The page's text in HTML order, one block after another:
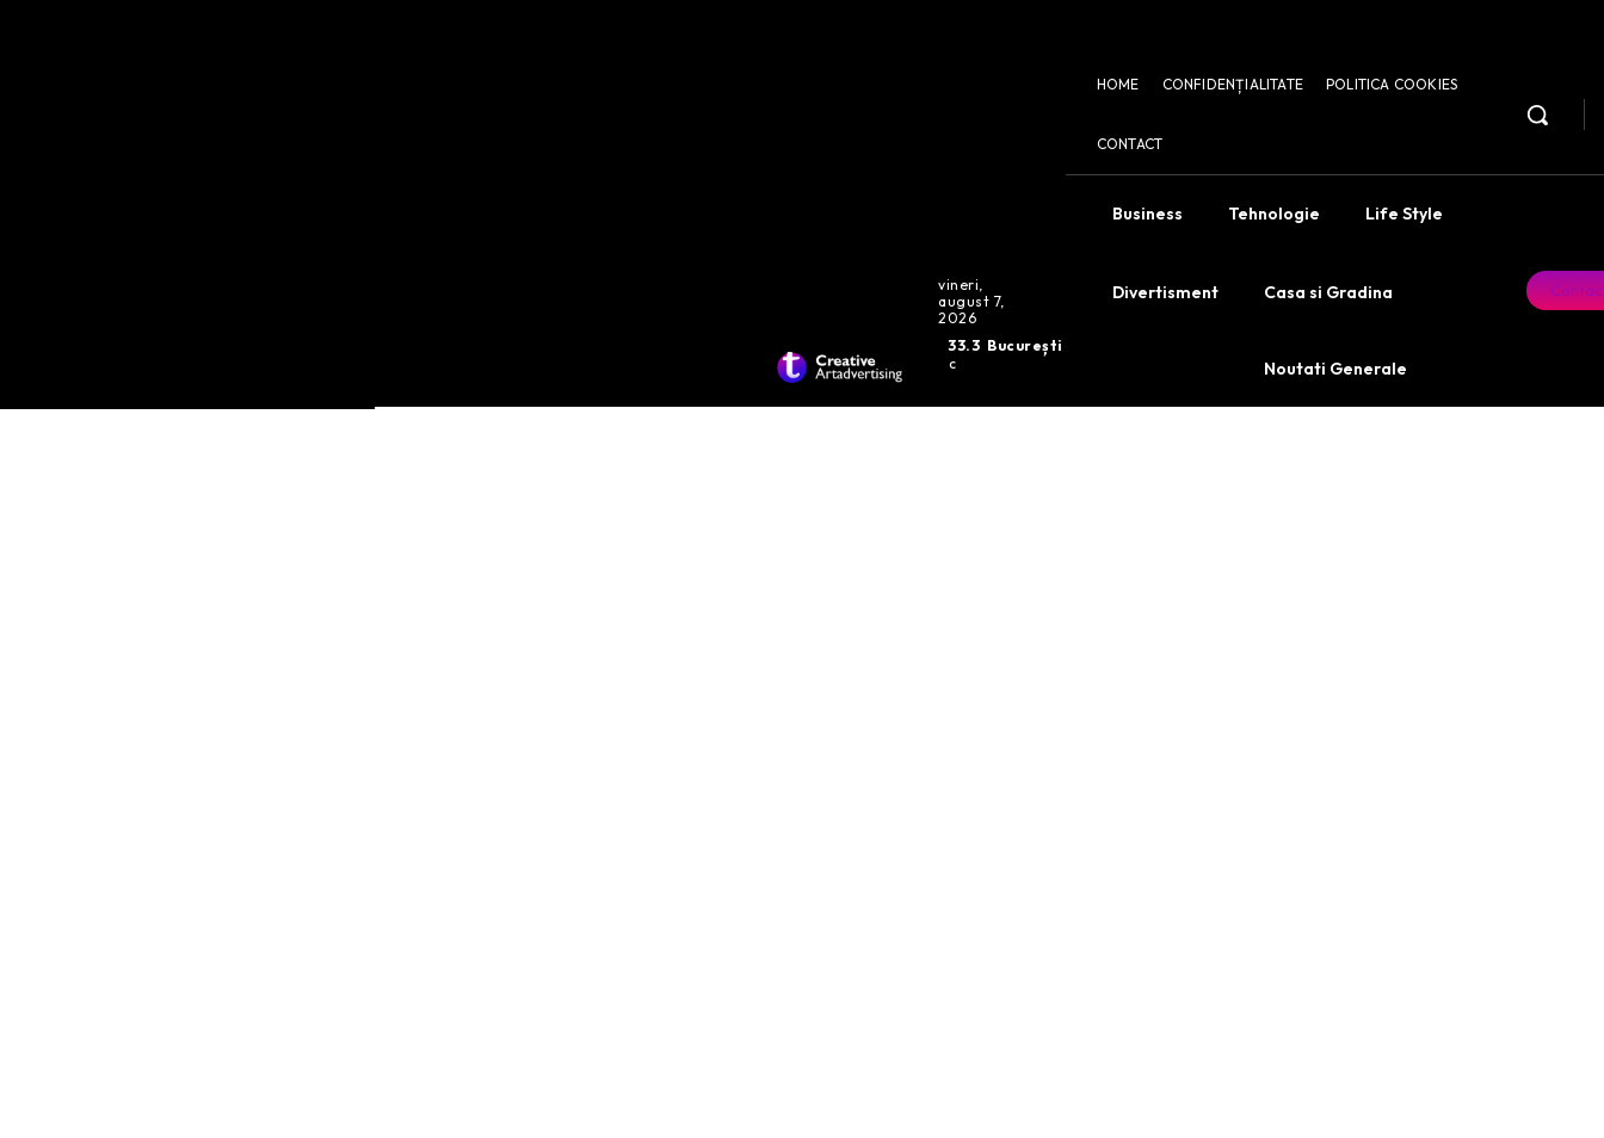
vineri,
august 7,
2026
33.3
C
București
HOME CONFIDENȚIALITATE POLITICA COOKIES
CONTACT
Business Tehnologie Life Style
Divertisment Casa si Gradina
Noutati Generale